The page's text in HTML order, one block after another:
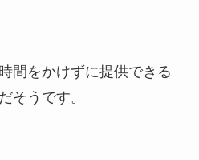
間をかけずに提供できる
そうです。